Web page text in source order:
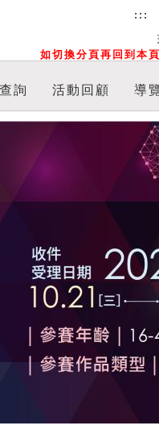
如切換分頁再回到本
:::
詢 活動回顧 導